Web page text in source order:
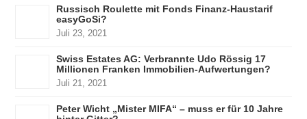
Russisch Roulette mit Fonds Finanz-Haustarif
easyGoSi?
Juli 23, 2021
Swiss Estates AG: Verbrannte Udo Rössig 17
Millionen Franken Immobilien-Aufwertungen?
Juli 21, 2021
Peter Wicht „Mister MIFA“ – muss er für 10 Jahre